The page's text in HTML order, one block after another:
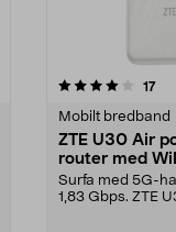
17
Mobilt bredband
ZTE U30 Air
router med
Surfa med 5G-
1,83 Gbps. ZTE
0.0 av